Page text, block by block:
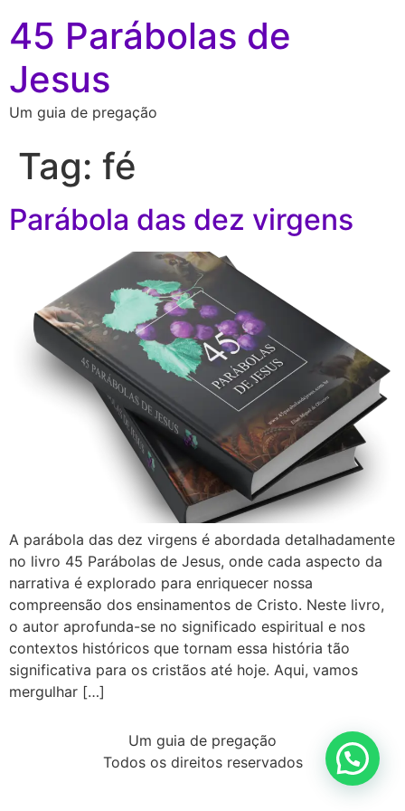
45 Parábolas de
Jesus
Um guia de pregação
Tag: fé
Parábola das dez virgens
A parábola das dez virgens é abordada detalhadamente
no livro 45 Parábolas de Jesus, onde cada aspecto da
narrativa é explorado para enriquecer nossa
compreensão dos ensinamentos de Cristo. Neste livro,
o autor aprofunda-se no significado espiritual e nos
contextos históricos que tornam essa história tão
significativa para os cristãos até hoje. Aqui, vamos
mergulhar […]
Um guia de pregação
Todos os direitos reservados